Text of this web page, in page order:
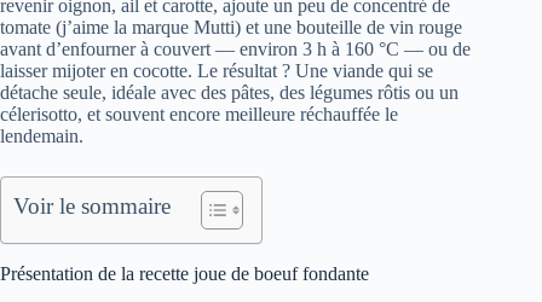
revenir oignon, ail et carotte, ajoute un peu de concentré de
tomate (j’aime la marque Mutti) et une bouteille de vin rouge
avant d’enfourner à couvert — environ 3 h à 160 °C — ou de
laisser mijoter en cocotte. Le résultat ? Une viande qui se
détache seule, idéale avec des pâtes, des légumes rôtis ou un
célerisotto, et souvent encore meilleure réchauffée le
lendemain.
Voir le sommaire
Présentation de la recette joue de boeuf fondante